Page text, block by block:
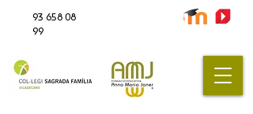
93 658 08
99